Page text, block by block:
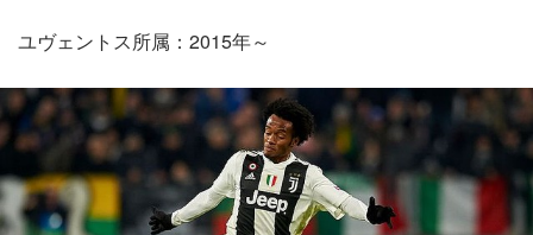
ユヴェントス所属：2015年～